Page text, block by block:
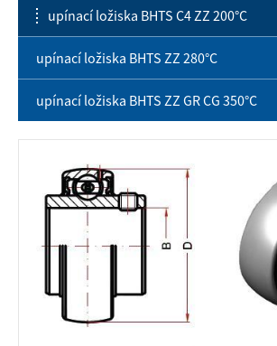
upínací ložiska BHTS C4 ZZ 200°C
upínací ložiska BHTS ZZ 280°C
upínací ložiska BHTS ZZ GR CG 350°C